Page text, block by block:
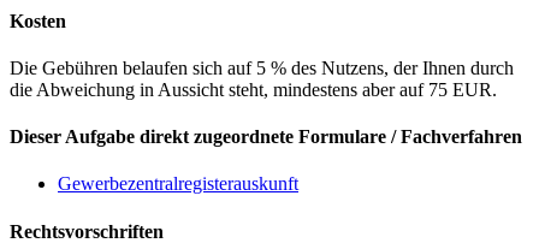
Kosten
Die Gebühren belaufen sich auf 5 % des Nutzens, der Ihnen durch
die Abweichung in Aussicht steht, mindestens aber auf 75 EUR.
Dieser Aufgabe direkt zugeordnete Formulare / Fachverfahren
Gewerbezentralregisterauskunft
Rechtsvorschriften